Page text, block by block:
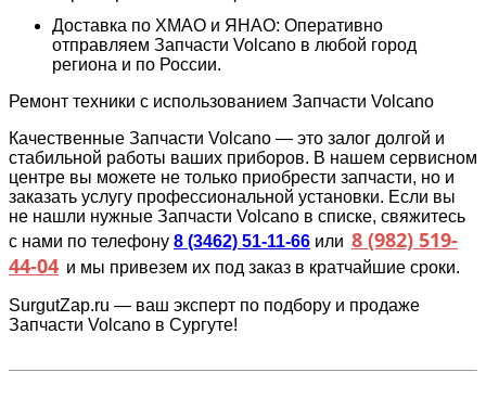
Доставка по ХМАО и ЯНАО: Оперативно
отправляем Запчасти Volcano в любой город
региона и по России.
Ремонт техники с использованием Запчасти Volcano
Качественные Запчасти Volcano — это залог долгой и
стабильной работы ваших приборов. В нашем сервисном
центре вы можете не только приобрести запчасти, но и
заказать услугу профессиональной установки. Если вы
не нашли нужные Запчасти Volcano в списке, свяжитесь
с нами по телефону 8 (3462) 51-11-66 или 8 (982) 519-
44-04 и мы привезем их под заказ в кратчайшие сроки.
SurgutZap.ru — ваш эксперт по подбору и продаже
Запчасти Volcano в Сургуте!